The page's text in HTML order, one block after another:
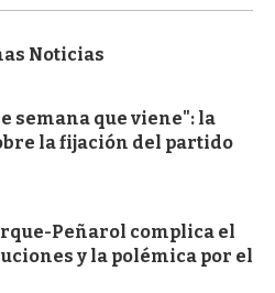
Noticias
semana que viene": la
la fijación del partido
Peñarol complica el
y la polémica por el